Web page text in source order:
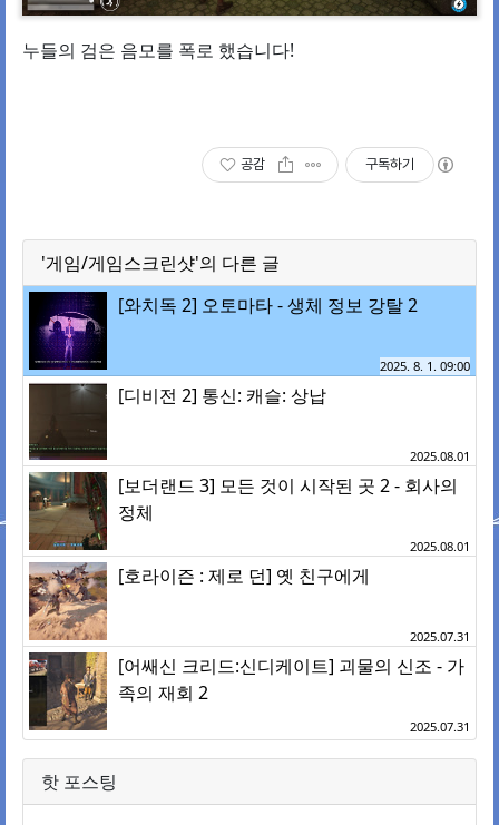
누들의 검은 음모를 폭로 했습니다!
공감 구독하기
'게임/게임스크린샷'의 다른 글
[와치독 2] 오토마타 - 생체 정보 강탈 2
2025. 8. 1. 09:00
[디비전 2] 통신: 캐슬: 상납
2025.08.01
[보더랜드 3] 모든 것이 시작된 곳 2 - 회사의
정체
2025.08.01
[호라이즌 : 제로 던] 옛 친구에게
2025.07.31
[어쌔신 크리드:신디케이트] 괴물의 신조 - 가
족의 재회 2
2025.07.31
핫 포스팅